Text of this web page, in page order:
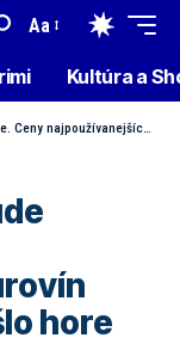
Aa
Kultúra a
potichu rastú. Toto išlo hore NAJVIAC
hore